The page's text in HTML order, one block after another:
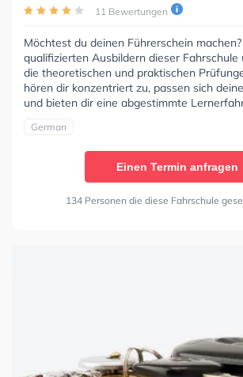
11 Bewertungen
Möchtest du deinen Führerschein
qualifizierten Ausbildern dieser Fahrschule
die theoretischen und praktischen
hören dir konzentriert zu, passen sich
und bieten dir eine abgestimmte
German
Einen Termin anfragen
134 Personen die diese Fahrschule